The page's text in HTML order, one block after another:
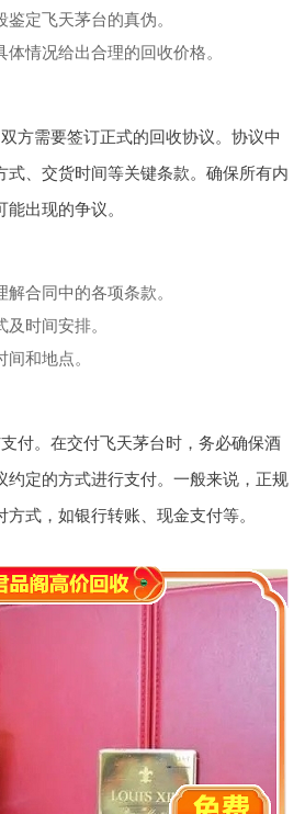
鉴定飞天茅台的真伪。
体情况给出合理的回收价格。
方需要签订正式的回收协议。协议中
式、交货时间等关键条款。确保所有内
出现的争议。
解合同中的各项条款。
及时间安排。
间和地点。
付。在交付飞天茅台时，务必确保酒
约定的方式进行支付。一般来说，正规
式，如银行转账、现金支付等。